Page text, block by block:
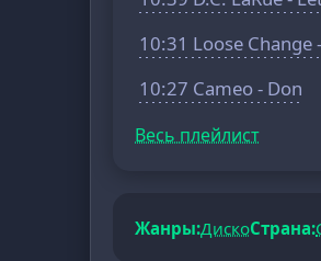
10:31 Loose
10:27 Cameo - Don
Весь плейлист
Жанры:ДискоСтрана: